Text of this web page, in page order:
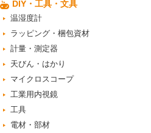
DIY・工具・文具
温湿度計
ラッピング・梱包資材
計量・測定器
天びん・はかり
マイクロスコープ
工業用内視鏡
工具
電材・部材